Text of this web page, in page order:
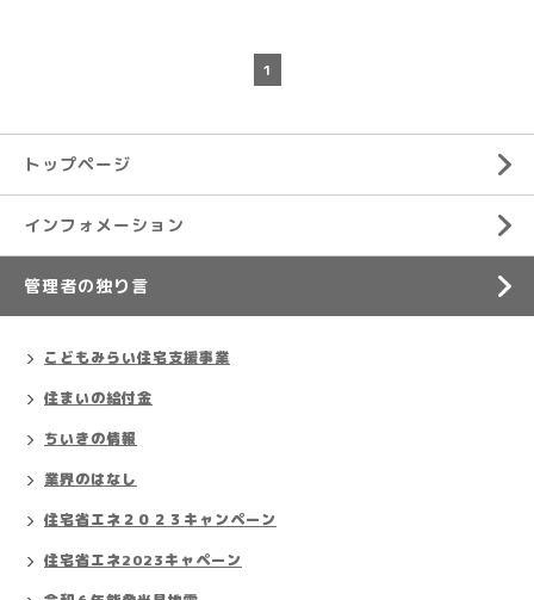
1
トップページ
インフォメーション
管理者の独り言
こどもみらい住宅支援事業
住まいの給付金
ちいきの情報
業界のはなし
住宅省エネ２０２３キャンペーン
住宅省エネ2023キャペーン